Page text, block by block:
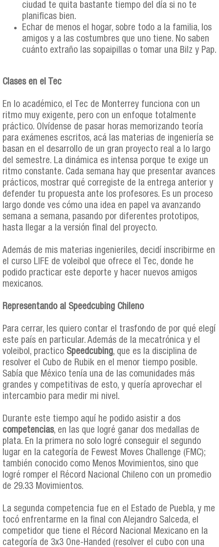
ciudad te quita bastante tiempo del día si no te
planificas bien.
Echar de menos el hogar, sobre todo a la familia, los
amigos y a las costumbres que uno tiene. No saben
cuánto extraño las sopaipillas o tomar una Bilz y Pap.
Clases en el Tec
En lo académico, el Tec de Monterrey funciona con un
ritmo muy exigente, pero con un enfoque totalmente
práctico. Olvídense de pasar horas memorizando teoría
para exámenes escritos, acá las materias de ingeniería se
basan en el desarrollo de un gran proyecto real a lo largo
del semestre. La dinámica es intensa porque te exige un
ritmo constante. Cada semana hay que presentar avances
prácticos, mostrar qué corregiste de la entrega anterior y
defender tu propuesta ante los profesores. Es un proceso
largo donde ves cómo una idea en papel va avanzando
semana a semana, pasando por diferentes prototipos,
hasta llegar a la versión final del proyecto.
Además de mis materias ingenieriles, decidí inscribirme en
el curso LIFE de voleibol que ofrece el Tec, donde he
podido practicar este deporte y hacer nuevos amigos
mexicanos.
Representando al Speedcubing Chileno
Para cerrar, les quiero contar el trasfondo de por qué elegí
este país en particular. Además de la mecatrónica y el
voleibol, practico Speedcubing, que es la disciplina de
resolver el Cubo de Rubik en el menor tiempo posible.
Sabía que México tenía una de las comunidades más
grandes y competitivas de esto, y quería aprovechar el
intercambio para medir mi nivel.
Durante este tiempo aquí he podido asistir a dos
competencias, en las que logré ganar dos medallas de
plata. En la primera no solo logré conseguir el segundo
lugar en la categoría de Fewest Moves Challenge (FMC);
también conocido como Menos Movimientos, sino que
logré romper el Récord Nacional Chileno con un promedio
de 29.33 Movimientos.
La segunda competencia fue en el Estado de Puebla, y me
tocó enfrentarme en la final con Alejandro Salceda, el
competidor que tiene el Récord Nacional Mexicano en la
categoría de 3x3 One-Handed (resolver el cubo con una